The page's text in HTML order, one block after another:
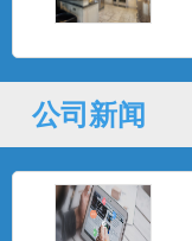
公司新闻